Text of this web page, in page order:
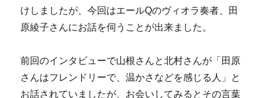
けしましたが、今回はエールQのヴィオラ奏者、田
原綾子さんにお話を伺うことが出来ました。
前回のインタビューで山根さんと北村さんが「田原
さんはフレンドリーで、温かさなどを感じる人」と
お話されていましたが、お会いしてみるとその言葉